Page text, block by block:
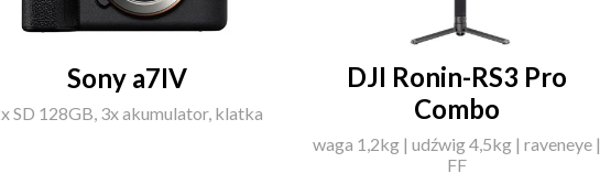
Sony a7IV
SD 128GB, 3x akumulator, klatka
DJI Ronin-RS3 Pro
Combo
waga 1,2kg | udźwig 4,5kg | raveneye |
FF